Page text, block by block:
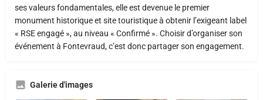
ses valeurs fondamentales, elle est devenue le premier
monument historique et site touristique à obtenir l’exigeant label
« RSE engagé », au niveau « Confirmé ». Choisir d’organiser son
événement à Fontevraud, c’est donc partager son engagement.
Galerie d'images